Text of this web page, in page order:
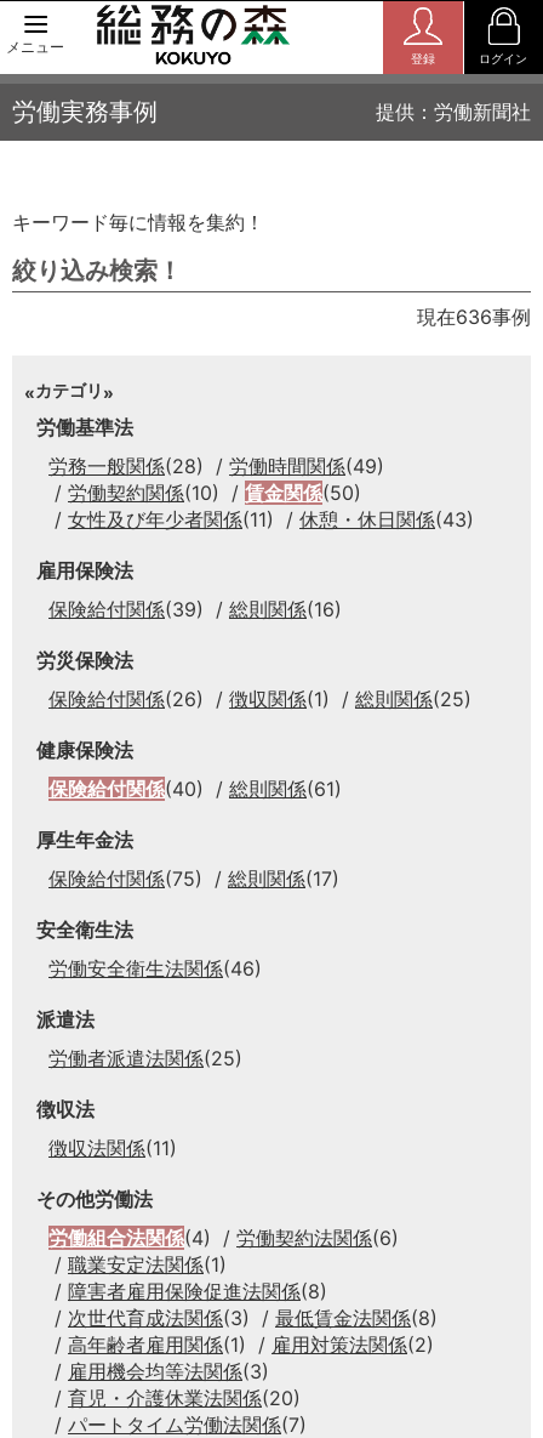
メニュー
登録 ログイン
労働実務事例 提供：労働新聞社
キーワード毎に情報を集約！
絞り込み検索！
現在636事例
カテゴリ
労働基準法
労務一般関係(28) 労働時間関係(49)
労働契約関係(10) 賃金関係(50)
女性及び年少者関係(11) 休憩・休日関係(43)
雇用保険法
保険給付関係(39) 総則関係(16)
労災保険法
保険給付関係(26) 徴収関係(1) 総則関係(25)
健康保険法
保険給付関係(40) 総則関係(61)
厚生年金法
保険給付関係(75) 総則関係(17)
安全衛生法
労働安全衛生法関係(46)
派遣法
労働者派遣法関係(25)
徴収法
徴収法関係(11)
その他労働法
労働組合法関係(4) 労働契約法関係(6)
職業安定法関係(1)
障害者雇用保険促進法関係(8)
次世代育成法関係(3) 最低賃金法関係(8)
高年齢者雇用関係(1) 雇用対策法関係(2)
雇用機会均等法関係(3)
育児・介護休業法関係(20)
パートタイム労働法関係(7)